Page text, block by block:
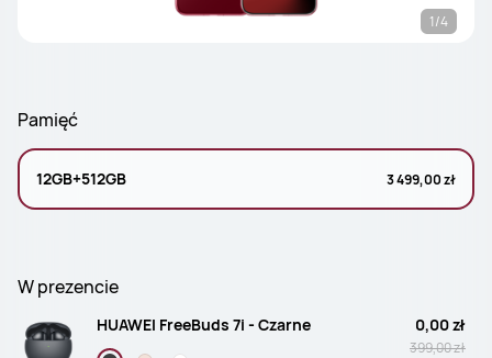
1/4
Pamięć
12GB+512GB 3 499,00 zł
W prezencie
HUAWEI FreeBuds 7i - Czarne 0,00 zł
399,00 zł